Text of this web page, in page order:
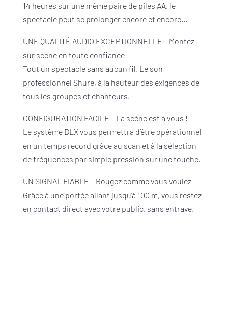
14 heures sur une même paire de piles AA, le
spectacle peut se prolonger encore et encore…
UNE QUALITÉ AUDIO EXCEPTIONNELLE – Montez
sur scène en toute confiance
Tout un spectacle sans aucun fil. Le son
professionnel Shure, à la hauteur des exigences de
tous les groupes et chanteurs.
CONFIGURATION FACILE – La scène est à vous !
Le système BLX vous permettra d’être opérationnel
en un temps record grâce au scan et à la sélection
de fréquences par simple pression sur une touche.
UN SIGNAL FIABLE – Bougez comme vous voulez
Grâce à une portée allant jusqu’à 100 m, vous restez
en contact direct avec votre public, sans entrave.